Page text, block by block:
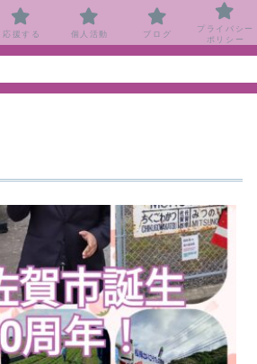
応援する 個人活動 ブログ
プライバシー
ポリシー